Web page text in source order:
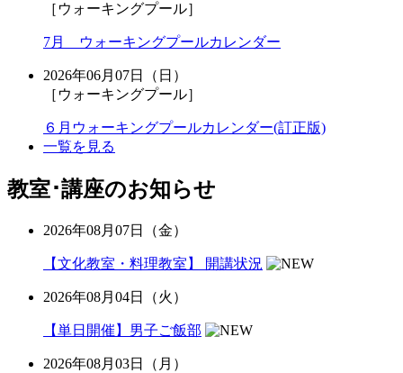
［ウォーキングプール］
7月 ウォーキングプールカレンダー
2026年06月07日（日）
［ウォーキングプール］
６月ウォーキングプールカレンダー(訂正版)
一覧を見る
教室･講座のお知らせ
2026年08月07日（金）
【文化教室・料理教室】 開講状況
2026年08月04日（火）
【単日開催】男子ご飯部
2026年08月03日（月）